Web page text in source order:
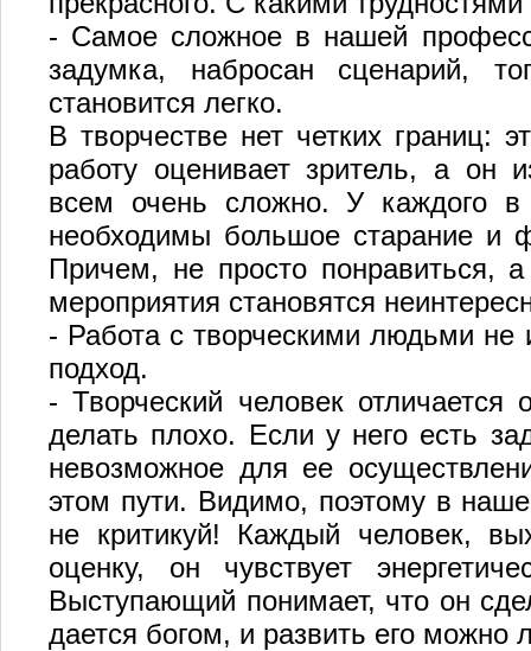
- Самое сложное в нашей
задумка, набросан сценарий,
становится легко.
В творчестве нет четких границ:
работу оценивает зритель, а он
всем очень сложно. У каждого
необходимы большое старание и
Причем, не просто понравиться,
мероприятия становятся
- Работа с творческими людьми не
подход.
- Творческий человек отличается
делать плохо. Если у него есть
невозможное для ее
этом пути. Видимо, поэтому в
не критикуй! Каждый человек,
оценку, он чувствует
Выступающий понимает, что он
дается богом, и развить его